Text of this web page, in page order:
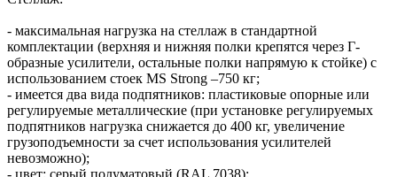
- максимальная нагрузка на стеллаж в стандартной
комплектации (верхняя и нижняя полки крепятся через Г-
образные усилители, остальные полки напрямую к стойке) с
использованием стоек MS Strong –750 кг;
- имеется два вида подпятников: пластиковые опорные или
регулируемые металлические (при установке регулируемых
подпятников нагрузка снижается до 400 кг, увеличение
грузоподъемности за счет использования усилителей
невозможно);